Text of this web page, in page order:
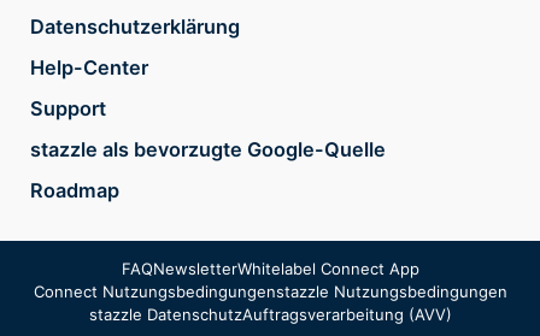
Datenschutzerklärung
Help-Center
Support
stazzle als bevorzugte Google-Quelle
Roadmap
FAQNewsletterWhitelabel Connect App
Connect Nutzungsbedingungenstazzle Nutzungsbedingungen
stazzle DatenschutzAuftragsverarbeitung (AVV)